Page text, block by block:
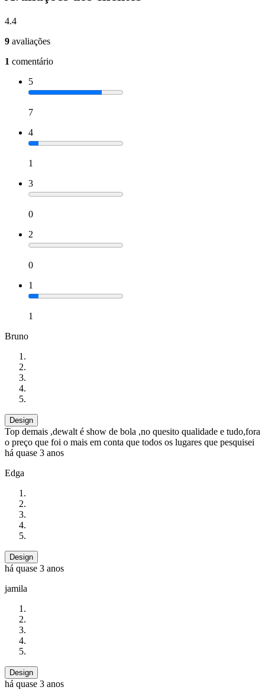
4.4
9 avaliações
1 comentário
5
7
4
1
3
0
2
0
1
1
Bruno
Design
Top demais ,dewalt é show de bola ,no quesito qualidade e tudo,fora
o preço que foi o mais em conta que todos os lugares que pesquisei
há quase 3 anos
Edga
Design
há quase 3 anos
jamila
Design
há quase 3 anos